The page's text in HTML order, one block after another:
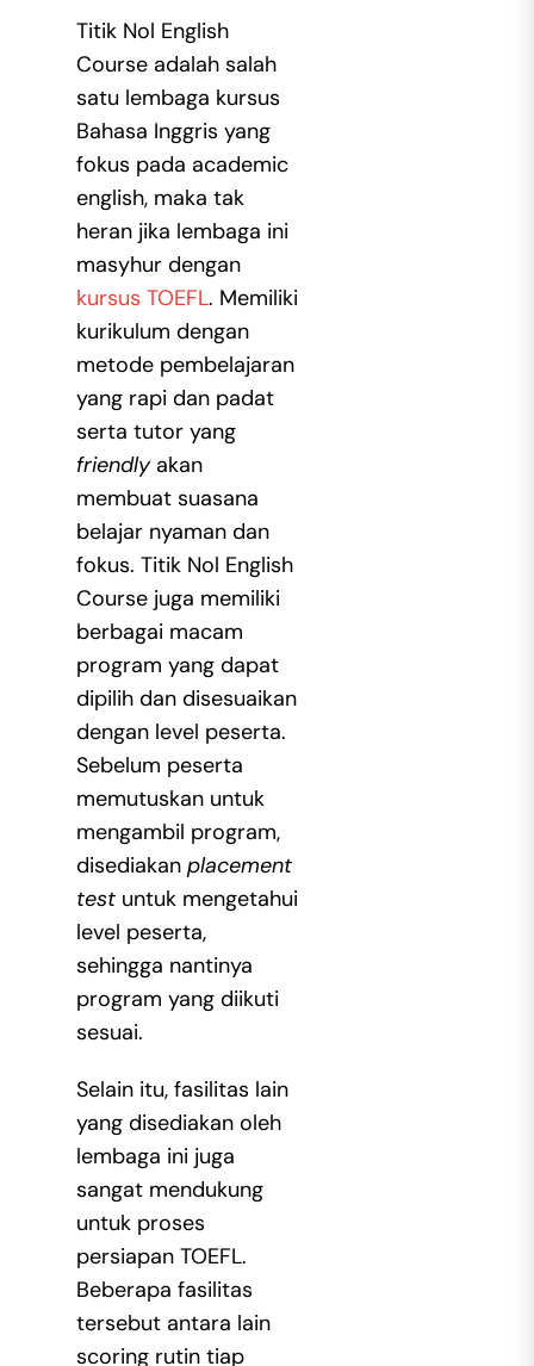
Titik Nol English
Course adalah salah
satu lembaga kursus
Bahasa Inggris yang
fokus pada academic
english, maka tak
heran jika lembaga ini
masyhur dengan
kursus TOEFL. Memiliki
kurikulum dengan
metode pembelajaran
yang rapi dan padat
serta tutor yang
friendlyakan
membuat suasana
belajar nyaman dan
fokus. Titik Nol English
Course juga memiliki
berbagai macam
program yang dapat
dipilih dan disesuaikan
dengan level peserta.
Sebelum peserta
memutuskan untuk
mengambil program,
disediakan placement
testuntuk mengetahui
level peserta,
sehingga nantinya
program yang diikuti
sesuai.
Selain itu, fasilitas lain
yang disediakan oleh
lembaga ini juga
sangat mendukung
untuk proses
persiapan TOEFL.
Beberapa fasilitas
tersebut antara lain
scoring rutin tiap